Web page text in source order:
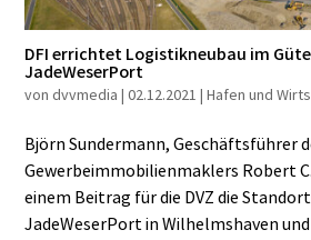
DFI errichtet Logistikneubau im
JadeWeserPort
von dvvmedia |02.12.2021 |Hafen und
Björn Sundermann, Geschäftsführer
Gewerbeimmobilienmaklers Robert
einem Beitrag für die DVZ die
JadeWeserPort in Wilhelmshaven